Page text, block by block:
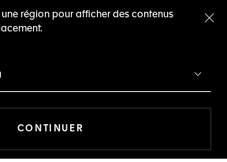
région pour afficher des contenus
CONTINUER